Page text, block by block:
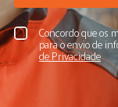
Concordo que os
para o envio de
de Privacidade